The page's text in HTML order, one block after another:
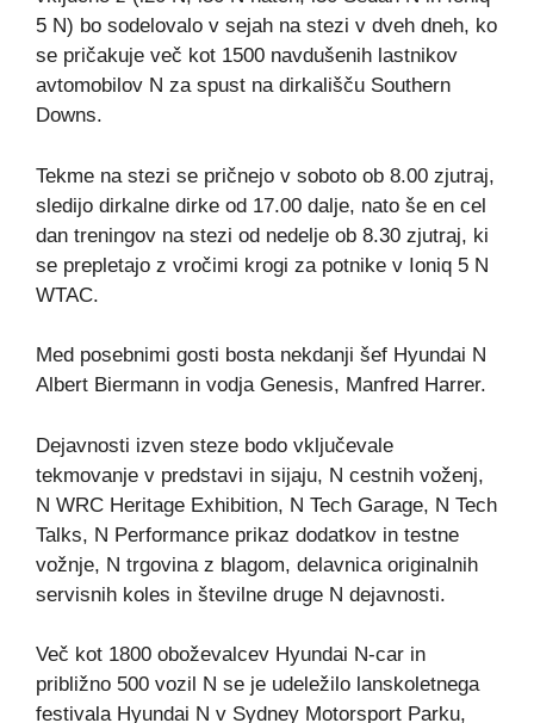
5 N) bo sodelovalo v sejah na stezi v dveh dneh, ko
se pričakuje več kot 1500 navdušenih lastnikov
avtomobilov N za spust na dirkališču Southern
Downs.
Tekme na stezi se pričnejo v soboto ob 8.00 zjutraj,
sledijo dirkalne dirke od 17.00 dalje, nato še en cel
dan treningov na stezi od nedelje ob 8.30 zjutraj, ki
se prepletajo z vročimi krogi za potnike v Ioniq 5 N
WTAC.
Med posebnimi gosti bosta nekdanji šef Hyundai N
Albert Biermann in vodja Genesis, Manfred Harrer.
Dejavnosti izven steze bodo vključevale
tekmovanje v predstavi in ​​sijaju, N cestnih voženj,
N WRC Heritage Exhibition, N Tech Garage, N Tech
Talks, N Performance prikaz dodatkov in testne
vožnje, N trgovina z blagom, delavnica originalnih
servisnih koles in številne druge N dejavnosti.
Več kot 1800 oboževalcev Hyundai N-car in
približno 500 vozil N se je udeležilo lanskoletnega
festivala Hyundai N v Sydney Motorsport Parku,